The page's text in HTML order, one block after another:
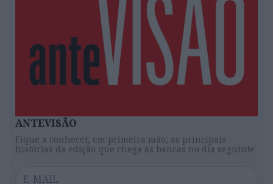
ANTEVISÃO
Fique a conhecer, em primeira mão, as principais
histórias da edição que chega às bancas no dia seguinte